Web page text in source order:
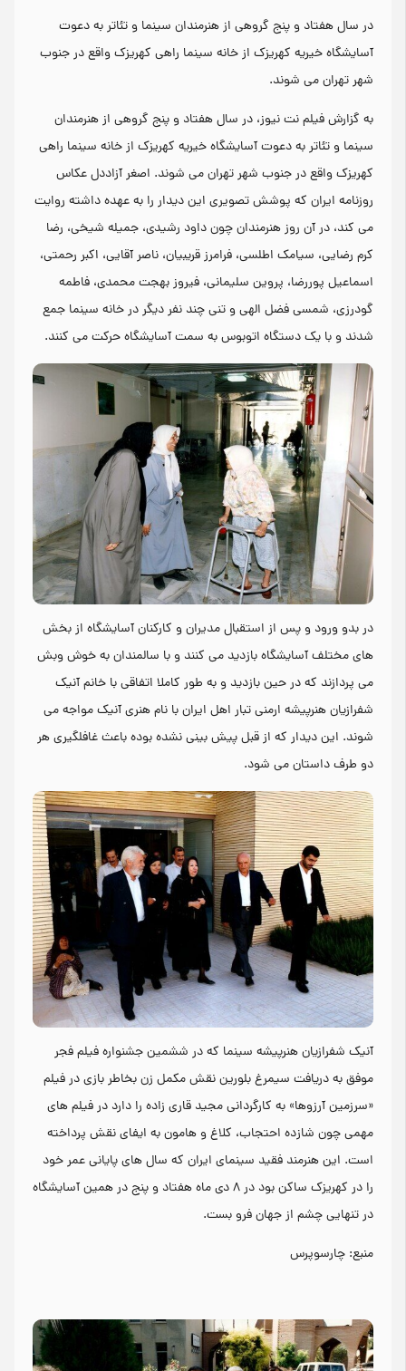
در سال هفتاد و پنج گروهی از هنرمندان سینما و تئاتر به دعوت
آسایشگاه خیریه کهریزک از خانه سینما راهی کهریزک واقع در جنوب
شهر تهران می شوند.
به گزارش فیلم نت نیوز، در سال هفتاد و پنج گروهی از هنرمندان
سینما و تئاتر به دعوت آسایشگاه خیریه کهریزک از خانه سینما راهی
کهریزک واقع در جنوب شهر تهران می شوند. اصغر آزاددل عکاس
روزنامه ایران که پوشش تصویری این دیدار را به عهده داشته روایت
می کند، در آن روز هنرمندان چون داود رشیدی، جمیله شیخی، رضا
کرم رضایی، سیامک اطلسی، فرامرز قریبیان، ناصر آقایی، اکبر رحمتی،
اسماعیل پوررضا، پروین سلیمانی، فیروز بهجت محمدی، فاطمه
گودرزی، شمسی فضل الهی و تنی چند نفر دیگر در خانه سینما جمع
شدند و با یک دستگاه اتوبوس به سمت آسایشگاه حرکت می کنند.
در بدو ورود و پس از استقبال مدیران و کارکنان آسایشگاه از بخش
های مختلف آسایشگاه بازدید می کنند و با سالمندان به خوش وبش
می پردازند که در حین بازدید و به طور کاملا اتفاقی با خانم آنیک
شفرازیان هنرپیشه ارمنی تبار اهل ایران با نام هنری آنیک مواجه می
شوند. این دیدار که از قبل پیش بینی نشده بوده باعث غافلگیری هر
دو طرف داستان می شود.
آنیک شفرازیان هنرپیشه سینما که در ششمین جشنواره فیلم فجر
موفق به دریافت سیمرغ بلورین نقش مکمل زن بخاطر بازی در فیلم
«سرزمین آرزوها» به کارگردانی مجید قاری زاده را دارد در فیلم های
مهمی چون شازده احتجاب، کلاغ و هامون به ایفای نقش پرداخته
است. این هنرمند فقید سینمای ایران که سال های پایانی عمر خود
را در کهریزک ساکن بود در ۸ دی ماه هفتاد و پنج در همین آسایشگاه
در تنهایی چشم از جهان فرو بست.
منبع: چارسوپرس